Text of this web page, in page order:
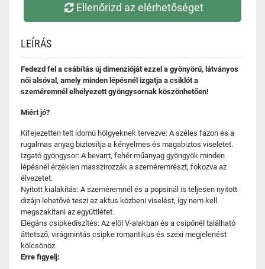
Ellenőrizd az elérhetőséget
LEÍRÁS
Fedezd fel a csábítás új dimenzióját ezzel a gyönyörű, látványos
női alsóval, amely minden lépésnél izgatja a csiklót a
szeméremnél elhelyezett gyöngysornak köszönhetően!
Miért jó?
Kifejezetten telt idomú hölgyeknek tervezve: A széles fazon és a
rugalmas anyag biztosítja a kényelmes és magabiztos viseletet.
Izgató gyöngysor: A bevarrt, fehér műanyag gyöngyök minden
lépésnél érzékien masszírozzák a szeméremrészt, fokozva az
élvezetet.
Nyitott kialakítás: A szeméremnél és a popsinál is teljesen nyitott
dizájn lehetővé teszi az aktus közbeni viselést, így nem kell
megszakítani az együttlétet.
Elegáns csipkedíszítés: Az elöl V-alakban és a csípőnél található
áttetsző, virágmintás csipke romantikus és szexi megjelenést
kölcsönöz.
Erre figyelj: